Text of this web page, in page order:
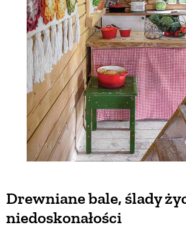
Drewniane bale, ślady
niedoskonałości